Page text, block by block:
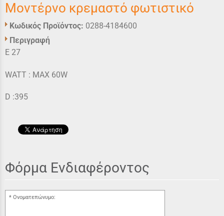
Μοντέρνο κρεμαστό φωτιστικό
Κωδικός Προϊόντος: 0288-4184600
Περιγραφή
E 27
WATT : MAX 60W
D :395
Φόρμα Ενδιαφέροντος
Ονοματεπώνυμο: